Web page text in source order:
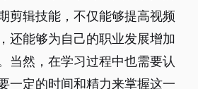
剪辑技能，不仅能够提高视频
还能够为自己的职业发展增加
当然，在学习过程中也需要认
一定的时间和精力来掌握这一